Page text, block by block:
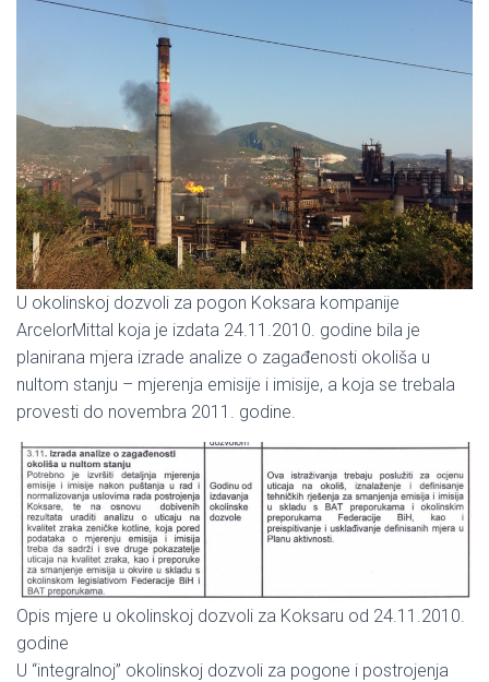
U okolinskoj dozvoli za pogon Koksara kompanije
ArcelorMittal koja je izdata 24.11.2010. godine bila je
planirana mjera izrade analize o zagađenosti okoliša u
nultom stanju – mjerenja emisije i imisije, a koja se trebala
provesti do novembra 2011. godine.
Opis mjere u okolinskoj dozvoli za Koksaru od 24.11.2010.
godine
U “integralnoj” okolinskoj dozvoli za pogone i postrojenja